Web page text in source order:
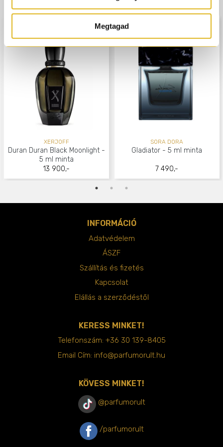
Megtagad
13 900,-
XERJOFF
Duran Duran Black Moonlight -
5 ml minta
7 490,-
SORA DORA
Gladiator - 5 ml minta
INFORMÁCIÓ
Adatvédelem
ÁSZF
Szállítás és fizetés
Kapcsolat
Elállás a szerződéstől
KERESS MINKET!
Telefonszám: +36 30 139-8405
Email Cím: info@parfumorult.hu
KÖVESS MINKET!
@parfumorult
/parfumorult